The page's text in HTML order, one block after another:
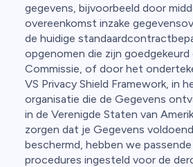
gegevens, bijvoorbeeld door
overeenkomst inzake
de huidige
opgenomen die zijn
Commissie, of door het
VS Privacy Shield Framework, in
organisatie die de Gegevens
in de Verenigde Staten van
zorgen dat je Gegevens
beschermd, hebben we
procedures ingesteld voor de